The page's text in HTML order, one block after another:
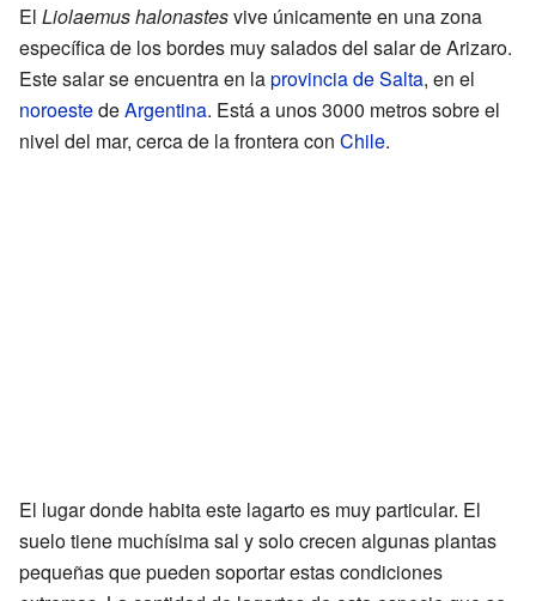
El Liolaemus halonastesvive únicamente en una zona
específica de los bordes muy salados del salar de Arizaro.
Este salar se encuentra en laprovincia de Salta, en el
noroestedeArgentina. Está a unos 3000 metros sobre el
nivel del mar, cerca de la frontera con Chile.
El lugar donde habita este lagarto es muy particular. El
suelo tiene muchísima sal y solo crecen algunas plantas
pequeñas que pueden soportar estas condiciones